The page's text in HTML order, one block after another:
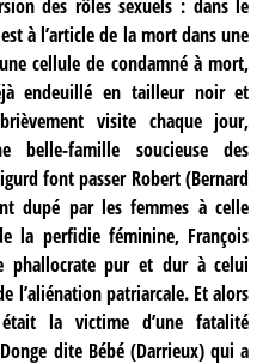
des rôles sexuels : dans le
à l’article de la mort dans une
cellule de condamné à mort,
endeuillé en tailleur noir et
visite chaque jour,
famille soucieuse des
font passer Robert (Bernard
dupé par les femmes à celle
la perfidie féminine, François
phallocrate pur et dur à celui
l’aliénation patriarcale. Et alors
la victime d’une fatalité
dite Bébé (Darrieux) qui a